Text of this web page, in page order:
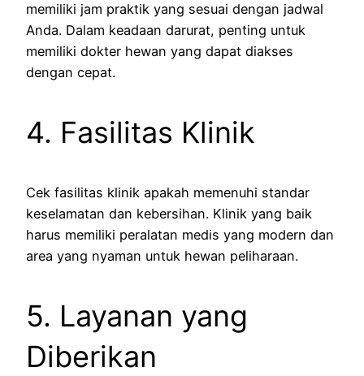
memiliki jam praktik yang sesuai dengan jadwal
Anda. Dalam keadaan darurat, penting untuk
memiliki dokter hewan yang dapat diakses
dengan cepat.
4. Fasilitas Klinik
Cek fasilitas klinik apakah memenuhi standar
keselamatan dan kebersihan. Klinik yang baik
harus memiliki peralatan medis yang modern dan
area yang nyaman untuk hewan peliharaan.
5. Layanan yang
Diberikan